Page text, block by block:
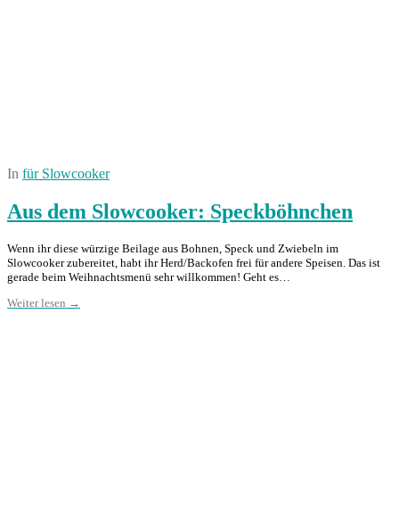
In für Slowcooker
Aus dem Slowcooker: Speckböhnchen
Wenn ihr diese würzige Beilage aus Bohnen, Speck und Zwiebeln im
Slowcooker zubereitet, habt ihr Herd/Backofen frei für andere Speisen. Das ist
gerade beim Weihnachtsmenü sehr willkommen! Geht es…
Weiter lesen →